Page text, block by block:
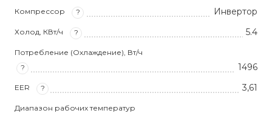
Компрессор ? Инвертор
Холод, КВт/ч ? 5.4
Потребление (Охлаждение), Вт/ч
?
1496
EER ? 3,61
Диапазон рабочих температур